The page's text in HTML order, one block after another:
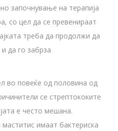
започнување на терапија
со цел да се превенираат
треба да продолжи да
и да го забрза
во повеќе од половина од
се стрептококите
е често мешана.
имаат бактериска